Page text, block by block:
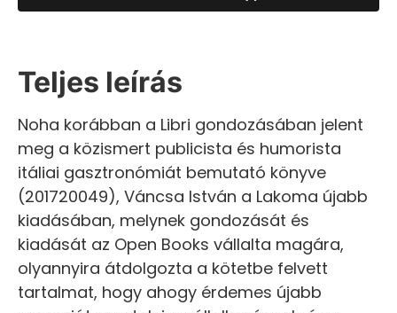
Teljes leírás
Noha korábban a Libri gondozásában jelent
meg a közismert publicista és humorista
itáliai gasztronómiát bemutató könyve
(201720049), Váncsa István a Lakoma újabb
kiadásában, melynek gondozását és
kiadását az Open Books vállalta magára,
olyannyira átdolgozta a kötetbe felvett
tartalmat, hogy ahogy érdemes újabb